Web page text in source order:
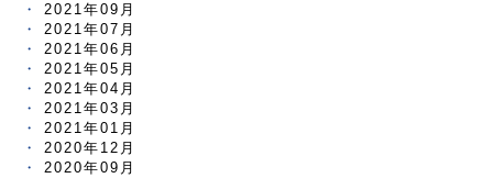
2021年09月
2021年07月
2021年06月
2021年05月
2021年04月
2021年03月
2021年01月
2020年12月
2020年09月